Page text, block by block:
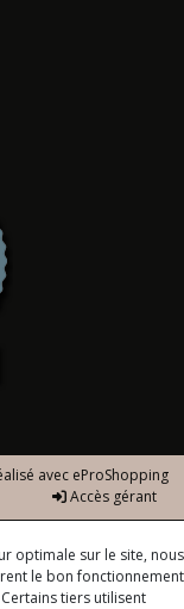
avec eProShopping
Accès gérant
optimale sur le site, nous
le bon fonctionnement
tiers utilisent